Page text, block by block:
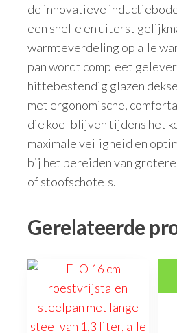
de innovatieve
een snelle en uiterst
warmteverdeling op alle
pan wordt compleet
hittebestendig glazen
met ergonomische,
die koel blijven tijdens het
maximale veiligheid en
bij het bereiden van
of stoofschotels.
Gerelateerde